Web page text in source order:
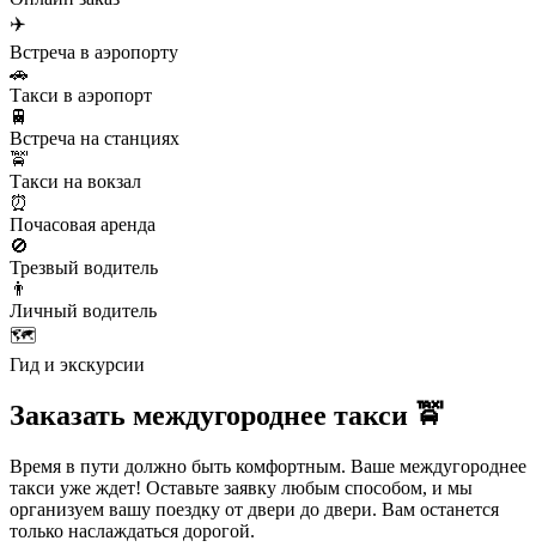
✈️
Встреча в аэропорту
🚗
Такси в аэропорт
🚆
Встреча на станциях
🚖
Такси на вокзал
⏰
Почасовая аренда
🚫
Трезвый водитель
👨
Личный водитель
🗺️
Гид и экскурсии
Заказать междугороднее такси 🚖
Время в пути должно быть комфортным. Ваше междугороднее
такси уже ждет! Оставьте заявку любым способом, и мы
организуем вашу поездку от двери до двери. Вам останется
только наслаждаться дорогой.